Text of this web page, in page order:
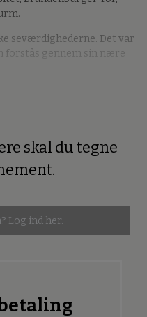
seværdighederne. Det var
forstås gennem sin nære
skal du tegne
Log ind her.